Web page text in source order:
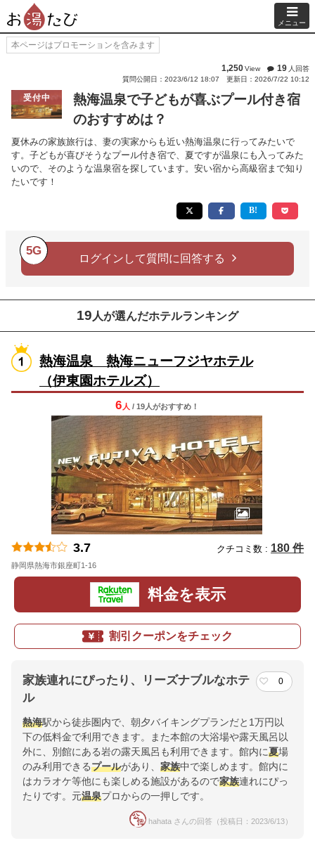
メニュー
本ページはプロモーションを含みます
1,250View 19 人回答
質問公開日：2023/6/12 18:07
更新日：2026/7/22 10:12
受付中
熱海温泉で子どもが喜ぶプール付き宿
のおすすめは？
夏休みの家族旅行は、妻の実家からも近い熱海温泉に行ってみたいで
す。子どもが喜びそうなプール付き宿で、夏ですが温泉にも入ってみた
いので、そのような温泉宿を探しています。安い宿から高級宿まで知り
たいです！
5G
ログインして質問に回答する
19 人が選んだホテルランキング
熱海温泉 熱海ニューフジヤホテル
（伊東園ホテルズ）
6 人 / 19人がおすすめ！
3.7 クチコミ数 : 180 件
静岡県熱海市銀座町1-16
料金を表示
割引クーポンをチェック
家族連れにぴったり、リーズナブルなホテ
ル
0
熱海駅から徒歩圏内で、朝夕バイキングプランだと1万円以
下の低料金で利用できます。また本館の大浴場や露天風呂以
外に、別館にある岩の露天風呂も利用できます。館内に夏場
のみ利用できるプールがあり、 家族中で楽しめます。館内に
はカラオケ等他にも楽しめる施設があるので家族連れにぴっ
たりです。元温泉プロからの一押しです。
hahata さんの回答（投稿日：2023/6/13）